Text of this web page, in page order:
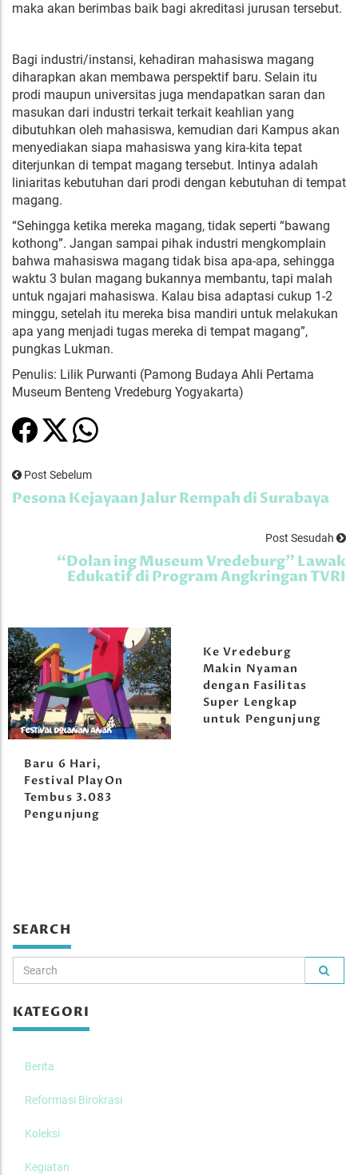
maka akan berimbas baik bagi akreditasi jurusan tersebut.
Bagi industri/instansi, kehadiran mahasiswa magang
diharapkan akan membawa perspektif baru. Selain itu
prodi maupun universitas juga mendapatkan saran dan
masukan dari industri terkait terkait keahlian yang
dibutuhkan oleh mahasiswa, kemudian dari Kampus akan
menyediakan siapa mahasiswa yang kira-kita tepat
diterjunkan di tempat magang tersebut. Intinya adalah
liniaritas kebutuhan dari prodi dengan kebutuhan di tempat
magang.
“Sehingga ketika mereka magang, tidak seperti “bawang
kothong”. Jangan sampai pihak industri mengkomplain
bahwa mahasiswa magang tidak bisa apa-apa, sehingga
waktu 3 bulan magang bukannya membantu, tapi malah
untuk ngajari mahasiswa. Kalau bisa adaptasi cukup 1-2
minggu, setelah itu mereka bisa mandiri untuk melakukan
apa yang menjadi tugas mereka di tempat magang”,
pungkas Lukman.
Penulis: Lilik Purwanti (Pamong Budaya Ahli Pertama
Museum Benteng Vredeburg Yogyakarta)
Post Sebelum
Pesona Kejayaan Jalur Rempah di Surabaya
Post Sesudah
“Dolan ing Museum Vredeburg” Lawak
Edukatif di Program Angkringan TVRI
Baru 6 Hari,
Festival PlayOn
Tembus 3.083
Pengunjung
Ke Vredeburg
Makin Nyaman
dengan Fasilitas
Super Lengkap
untuk Pengunjung
SEARCH
KATEGORI
Berita
Reformasi Birokrasi
Koleksi
Kegiatan